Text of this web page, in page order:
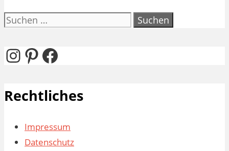
Suchen
Instagram
Pinterest
Facebook
Rechtliches
Impressum
Datenschutz